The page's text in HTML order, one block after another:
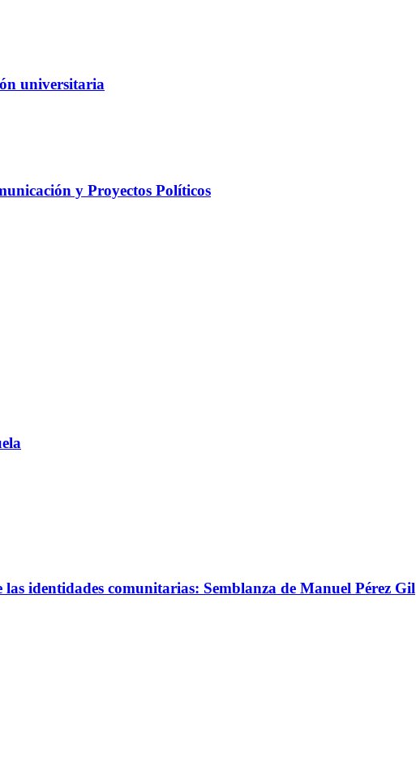
universitaria
y Proyectos Políticos
identidades comunitarias: Semblanza de Manuel Pérez Gil